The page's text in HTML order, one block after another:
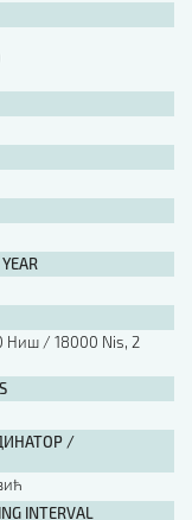
Ниш / 18000 Nis, 2
/
INTERVAL